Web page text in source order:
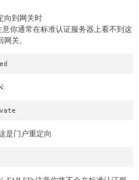
向到网关时
你通常在标准认证服务器上看不到这
关。
是门户重定向